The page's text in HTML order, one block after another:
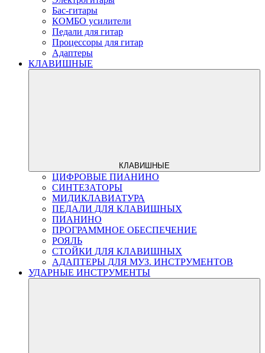
Бас-гитары
КОМБО усилители
Педали для гитар
Процессоры для гитар
Адаптеры
КЛАВИШНЫЕ
КЛАВИШНЫЕ
ЦИФРОВЫЕ ПИАНИНО
СИНТЕЗАТОРЫ
МИДИКЛАВИАТУРА
ПЕДАЛИ ДЛЯ КЛАВИШНЫХ
ПИАНИНО
ПРОГРАММНОЕ ОБЕСПЕЧЕНИЕ
РОЯЛЬ
СТОЙКИ ДЛЯ КЛАВИШНЫХ
АДАПТЕРЫ ДЛЯ МУЗ. ИНСТРУМЕНТОВ
УДАРНЫЕ ИНСТРУМЕНТЫ